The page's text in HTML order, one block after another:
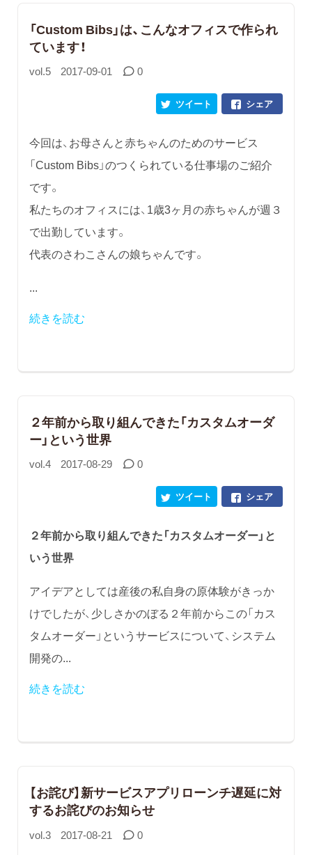
「Custom Bibs」は、こんなオフィスで作られ
ています！
vol.5 2017-09-01 0
シェア
ツイート
今回は、お母さんと赤ちゃんのためのサービス
「Custom Bibs」のつくられている仕事場のご紹介
です。
私たちのオフィスには、1歳3ヶ月の赤ちゃんが週３
で出勤しています。
代表のさわこさんの娘ちゃんです。
...
続きを読む
２年前から取り組んできた「カスタムオーダ
ー」という世界
vol.4 2017-08-29 0
シェア
ツイート
２年前から取り組んできた「カスタムオーダー」と
いう世界
アイデアとしては産後の私自身の原体験がきっか
けでしたが、少しさかのぼる２年前からこの「カス
タムオーダー」というサービスについて、システム
開発の...
続きを読む
​【お詫び】新サービスアプリローンチ遅延に対
するお詫びのお知らせ
vol.3 2017-08-21 0